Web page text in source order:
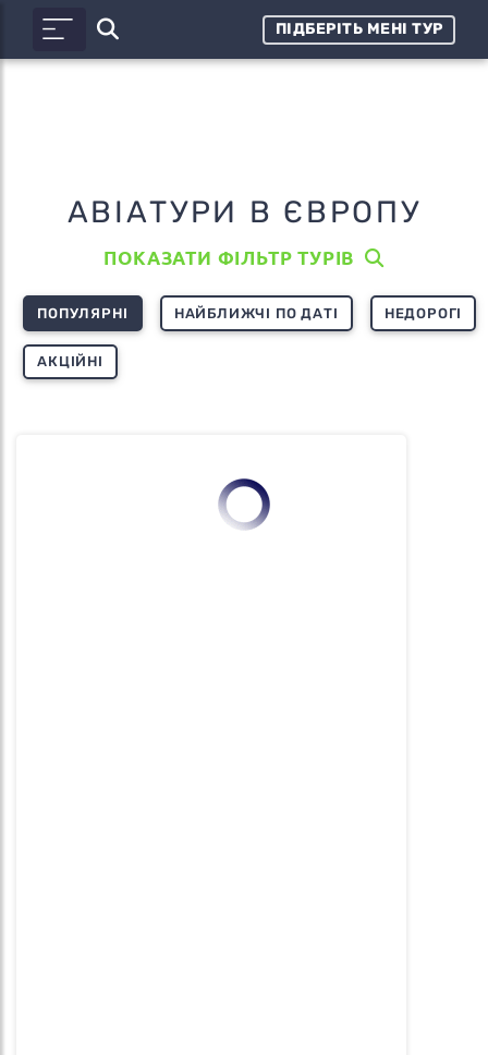
ПІДБЕРІТЬ МЕНІ ТУР
АВІАТУРИ В ЄВРОПУ
ПОКАЗАТИ ФІЛЬТР ТУРІВ
ПОПУЛЯРНІ НАЙБЛИЖЧІ ПО ДАТІ НЕДОРОГІ
АКЦІЙНІ